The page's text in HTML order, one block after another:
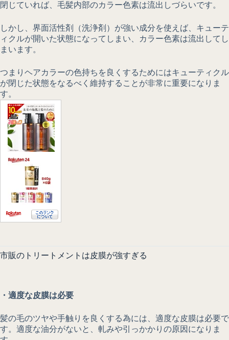
閉じていれば、毛髪内部のカラー色素は流出しづらいです。
しかし、界面活性剤（洗浄剤）が強い成分を使えば、キューテ
ィクルが開いた状態になってしまい、カラー色素は流出してし
まいます。
つまりヘアカラーの色持ちを良くするためにはキューティクル
が閉じた状態をなるべく維持することが非常に重要になりま
す。
市販のトリートメントは皮膜が強すぎる
・適度な皮膜は必要
髪の毛のツヤや手触りを良くする為には、適度な皮膜は必要で
す。適度な油分がないと、軋みや引っかかりの原因になりま